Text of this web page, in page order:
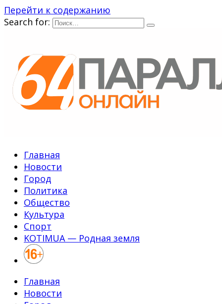
Перейти к содержанию
Search for:
Главная
Новости
Город
Политика
Общество
Культура
Спорт
KOTIMUA — Родная земля
Главная
Новости